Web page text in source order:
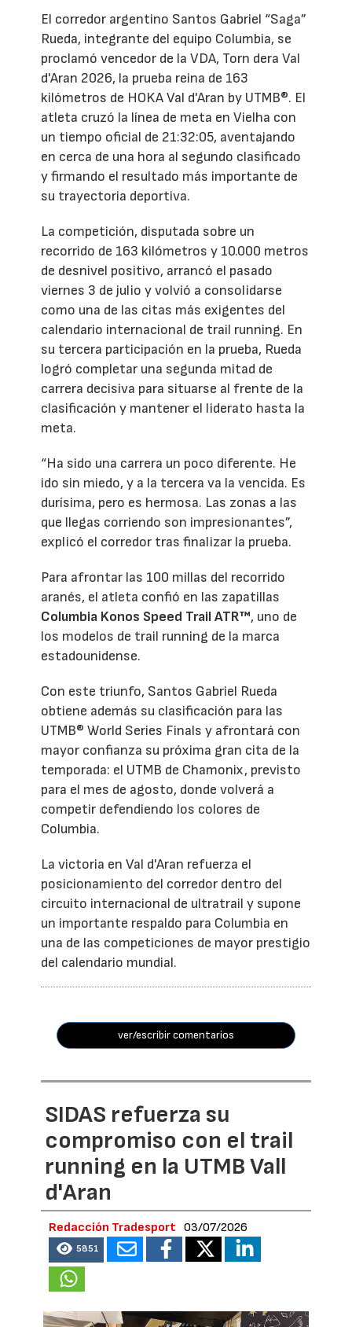
El corredor argentino Santos Gabriel “Saga”
Rueda, integrante del equipo Columbia, se
proclamó vencedor de la VDA, Torn dera Val
d'Aran 2026, la prueba reina de 163
kilómetros de HOKA Val d'Aran by UTMB®. El
atleta cruzó la línea de meta en Vielha con
un tiempo oficial de 21:32:05, aventajando
en cerca de una hora al segundo clasificado
y firmando el resultado más importante de
su trayectoria deportiva.
La competición, disputada sobre un
recorrido de 163 kilómetros y 10.000 metros
de desnivel positivo, arrancó el pasado
viernes 3 de julio y volvió a consolidarse
como una de las citas más exigentes del
calendario internacional de trail running. En
su tercera participación en la prueba, Rueda
logró completar una segunda mitad de
carrera decisiva para situarse al frente de la
clasificación y mantener el liderato hasta la
meta.
“Ha sido una carrera un poco diferente. He
ido sin miedo, y a la tercera va la vencida. Es
durísima, pero es hermosa. Las zonas a las
que llegas corriendo son impresionantes”,
explicó el corredor tras finalizar la prueba.
Para afrontar las 100 millas del recorrido
aranés, el atleta confió en las zapatillas
Columbia Konos Speed Trail ATR™, uno de
los modelos de trail running de la marca
estadounidense.
Con este triunfo, Santos Gabriel Rueda
obtiene además su clasificación para las
UTMB® World Series Finals y afrontará con
mayor confianza su próxima gran cita de la
temporada: el UTMB de Chamonix, previsto
para el mes de agosto, donde volverá a
competir defendiendo los colores de
Columbia.
La victoria en Val d'Aran refuerza el
posicionamiento del corredor dentro del
circuito internacional de ultratrail y supone
un importante respaldo para Columbia en
una de las competiciones de mayor prestigio
del calendario mundial.
ver/escribir comentarios
SIDAS refuerza su
compromiso con el trail
running en la UTMB Vall
d'Aran
Redacción Tradesport 03/07/2026
5851